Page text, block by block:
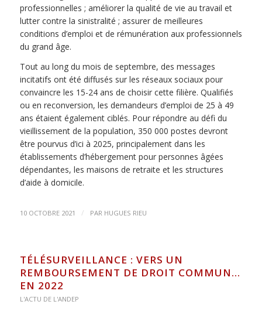
professionnelles ; améliorer la qualité de vie au travail et
lutter contre la sinistralité ; assurer de meilleures
conditions d’emploi et de rémunération aux professionnels
du grand âge.
Tout au long du mois de septembre, des messages
incitatifs ont été diffusés sur les réseaux sociaux pour
convaincre les 15-24 ans de choisir cette filière. Qualifiés
ou en reconversion, les demandeurs d’emploi de 25 à 49
ans étaient également ciblés. Pour répondre au défi du
vieillissement de la population, 350 000 postes devront
être pourvus d’ici à 2025, principalement dans les
établissements d’hébergement pour personnes âgées
dépendantes, les maisons de retraite et les structures
d’aide à domicile.
10 OCTOBRE 2021 / PAR HUGUES RIEU
TÉLÉSURVEILLANCE : VERS UN
REMBOURSEMENT DE DROIT COMMUN…
EN 2022
L'ACTU DE L'ANDEP